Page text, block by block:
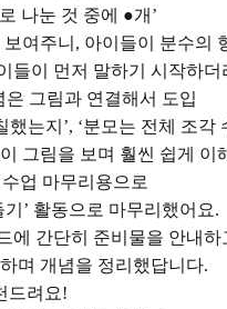
나눈 것 중에 ●개’
여주니, 아이들이 분수의
들이 먼저 말하기 시작하더
은 그림과 연결해서 도입
했는지’, ‘분모는 전체 조각
그림을 보며 훨씬 쉽게 이
업 마무리용으로
’ 활동으로 마무리했어요.
에 간단히 준비물을 안내하
며 개념을 정리했답니다.
드려요!